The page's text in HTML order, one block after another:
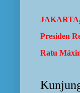
JAKARTA
Presiden
Ratu